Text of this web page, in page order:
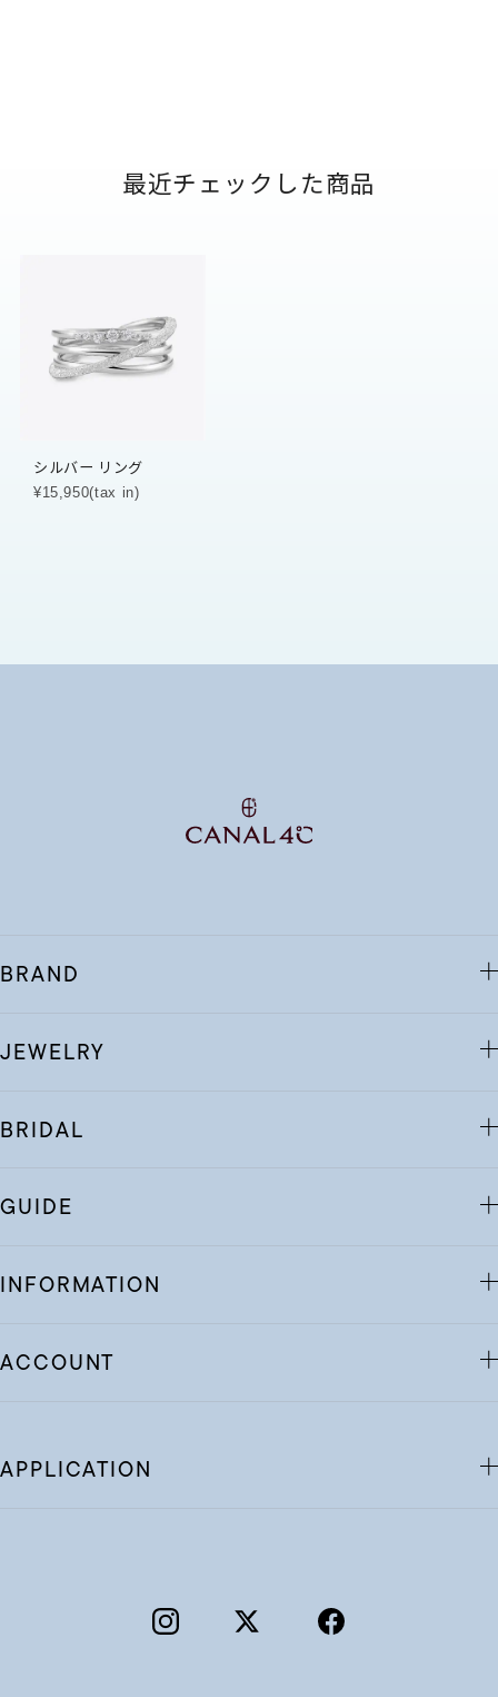
最近チェックした商品
シルバー リング
¥15,950(tax in)
BRAND
JEWELRY
BRIDAL
GUIDE
INFORMATION
ACCOUNT
APPLICATION